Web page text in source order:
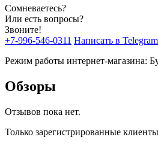
Сомневаетесь?
Или есть вопросы?
Звоните!
+7-996-546-0311 Написать в Telegram
Режим работы интернет-магазина:
Обзоры
Отзывов пока нет.
Только зарегистрированные